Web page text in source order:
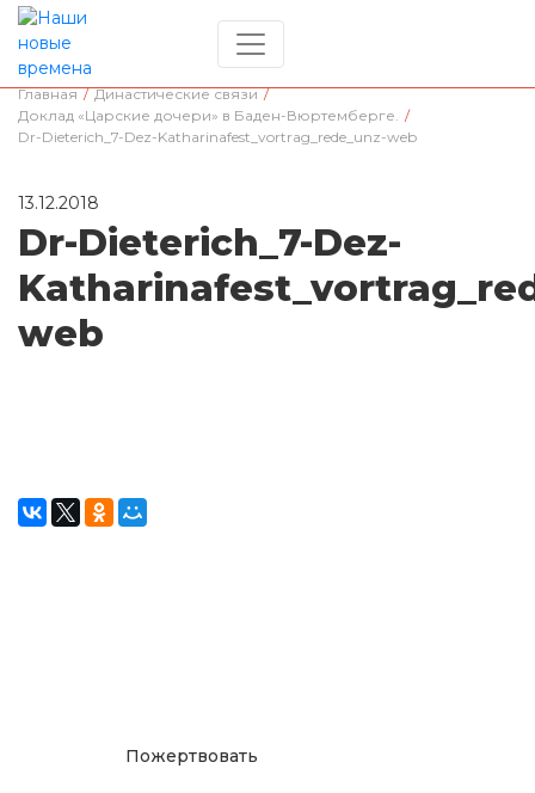
Главная / Династические связи /
Доклад «Царские дочери» в Баден-Вюртемберге. /
Dr-Dieterich_7-Dez-Katharinafest_vortrag_rede_unz-web
13.12.2018
Dr-Dieterich_7-Dez-
web
Пожертвовать